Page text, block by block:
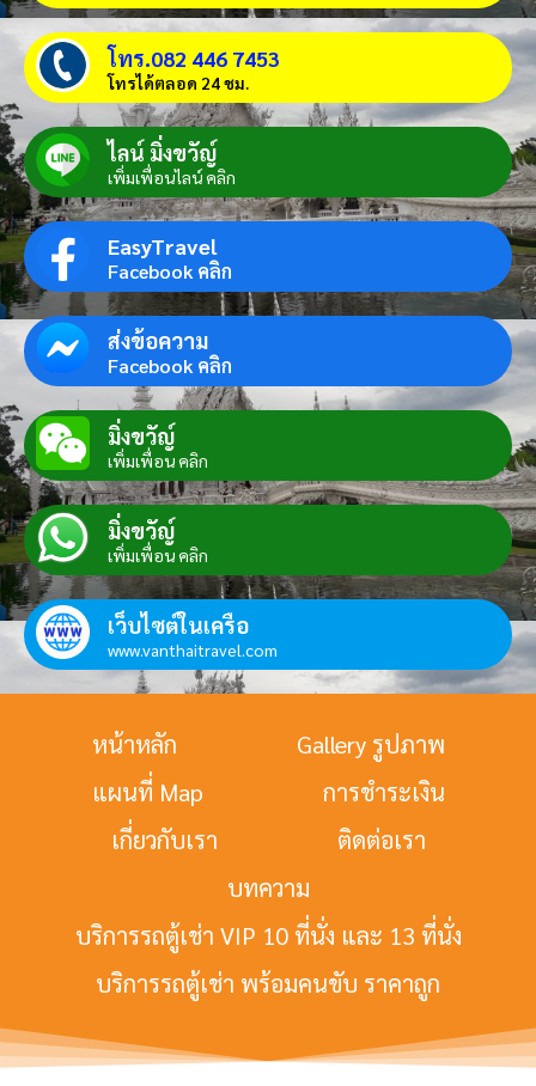
โทร.082 446 7453
โทรได้ตลอด 24 ชม.
ไลน์ มิ่งขวัญ์
เพิ่มเพื่อนไลน์ คลิก
EasyTravel
Facebook คลิก
ส่งข้อความ
Facebook คลิก
มิ่งขวัญ์
เพิ่มเพื่อน คลิก
มิ่งขวัญ์
เพิ่มเพื่อน คลิก
เว็บไซต์ในเครือ
www.vanthaitravel.com
หน้าหลัก
Gallery รูปภาพ
แผนที่ Map
การชำระเงิน
เกี่ยวกับเรา
ติดต่อเรา
บทความ
บริการรถตู้เช่า VIP 10 ที่นั่ง และ 13 ที่นั่ง
บริการรถตู้เช่า พร้อมคนขับ ราคาถูก